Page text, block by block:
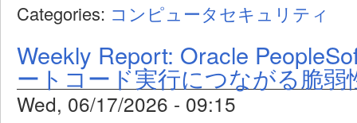
Categories: コンピュータセキュリティ
Weekly Report: Oracle
ートコード実行につながる脆弱
Wed, 06/17/2026 - 09:15